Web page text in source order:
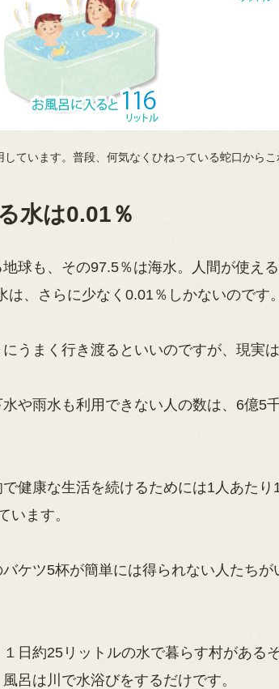
ています。普段、何気なくひねっている蛇口から
水は0.01％
地球も、その97.5％は海水。人間が使え
、さらに少なく0.01％しかないのです。
うまく行き渡るといいのですが、現実
や雨水も利用できない人の数は、6億5
健康な生活を続けるためには1人あた
います。
ケツ5杯が簡単には得られない人たちが
日約25リットルの水で暮らす村がある
呂は川で水浴びをするだけです。